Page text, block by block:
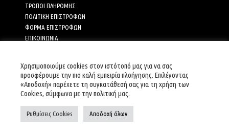
ΤΡΟΠΟΙ ΠΛΗΡΩΜΗΣ
ΠΟΛΙΤΙΚΗ ΕΠΙΣΤΡΟΦΩΝ
ΦΟΡΜΑ ΕΠΙΣΤΡΟΦΩΝ
ΕΠΙΚΟΙΝΩΝΙΑ
SOCIAL MEDIA
Χρησιμοποιούμε cookies στον ιστότοπό μας για να σας
προσφέρουμε την πιο καλή εμπειρία πλοήγησης. Επιλέγοντας
«Αποδοχή» παρέχετε τη συγκατάθεσή σας για τη χρήση των
Cookies, σύμφωνα με την πολιτική μας.
Ρυθμίσεις Cookies Αποδοχή όλων